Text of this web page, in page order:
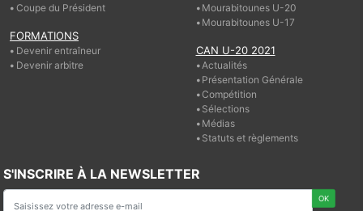
Coupe du Président
FORMATIONS
Devenir entraîneur
Devenir arbitre
Mourabitounes U-20
Mourabitounes U-17
CAN U-20 2021
Actualités
Présentation Générale
Compétition
Sélections
Médias
Statuts et règlements
S'INSCRIRE À LA NEWSLETTER